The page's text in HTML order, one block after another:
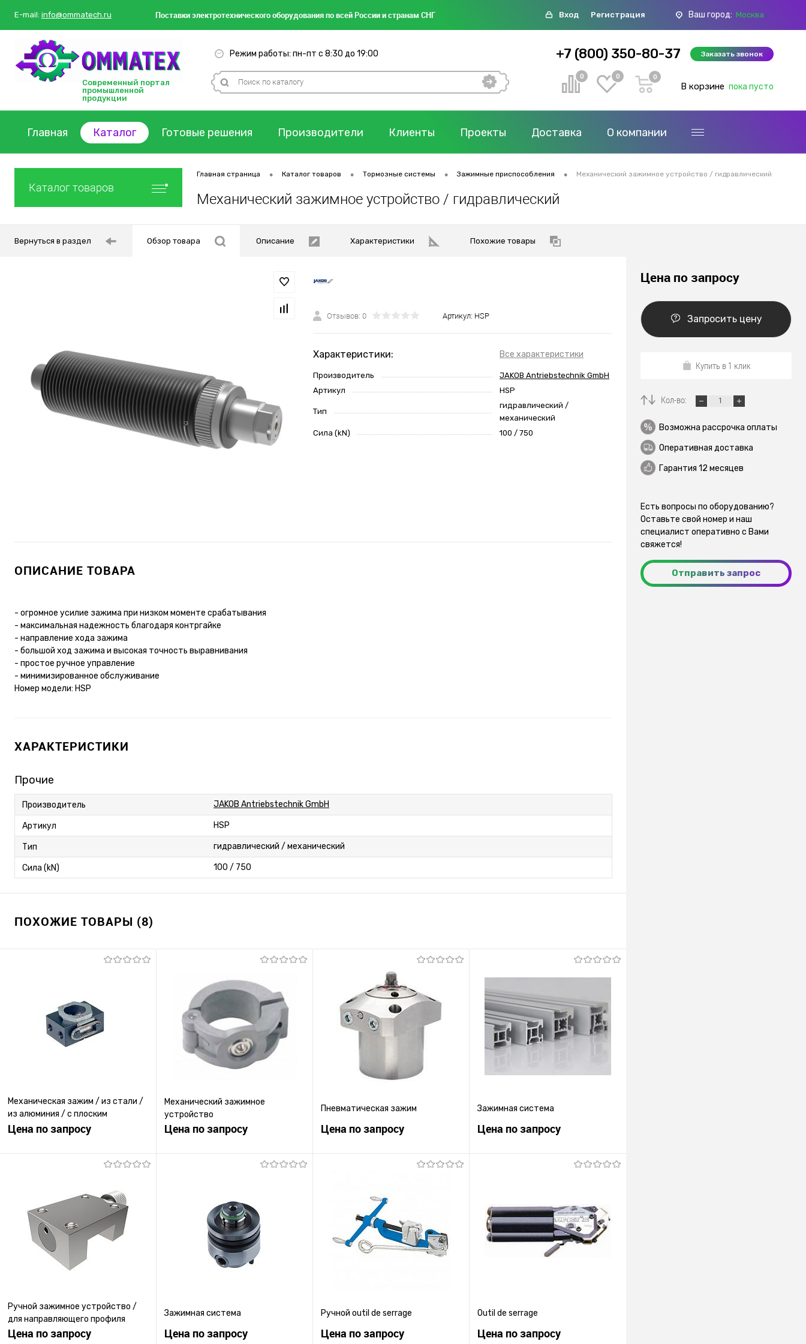
E-mail: info@ommatech.ru Поставкиэлектротехнического оборудования по всей России и странам СНГ Вход Регистрация Ваш город: Москва
Современный портал
промышленной
продукции
Режим работы: пн-пт с 8:30 до 19:00 +7 (800) 350-80-37 Заказать звонок
0 0 0
В корзине пока пусто
Главная Каталог Готовые решения Производители Клиенты Проекты Доставка О компании
Каталог товаров
Главная страница • Каталог товаров • Тормозные системы • Зажимные приспособления • Механический зажимное устройство / гидравлический
Механический зажимное устройство / гидравлический
Вернуться в раздел Обзор товара Описание Характеристики Похожие товары
Отзывов: 0 Артикул: HSP
Характеристики: Все характеристики
Производитель
JAKOB Antriebstechnik GmbH
Артикул
HSP
Тип
гидравлический /
механический
Сила (kN)
100 / 750
ОПИСАНИЕ ТОВАРА
- огромное усилие зажима при низком моменте срабатывания
- максимальная надежность благодаря контргайке
- направление хода зажима
- большой ход зажима и высокая точность выравнивания
- простое ручное управление
- минимизированное обслуживание
Номер модели: HSP
ХАРАКТЕРИСТИКИ
Прочие
Производитель JAKOB Antriebstechnik GmbH
Артикул HSP
Тип гидравлический / механический
Сила (kN) 100 / 750
ПОХОЖИЕ ТОВАРЫ (8)
Механическая зажим / из стали /
из алюминия / с плоским
профилем
Цена по запросу
Запросить цену
Купить в 1 клик
К сравнению
В избранное
Под заказ
Механический зажимное
устройство
Цена по запросу
Запросить цену
Купить в 1 клик
В избранное
Под заказ
Пневматическая зажим
Цена по запросу
Запросить цену
Купить в 1 клик
В избранное
Под заказ
Зажимная система
Цена по запросу
Запросить цену
Купить в 1 клик
К сравнению
В избранное
Под заказ
Ручной зажимное устройство /
для направляющего профиля
Цена по запросу
Зажимная система
Цена по запросу
Ручной outil de serrage
Цена по запросу
Outil de serrage
Цена по запросу
Цена по запросу
Запросить цену
Купить в 1 клик
Кол-во:
Возможна рассрочка оплаты
Оперативная доставка
Гарантия 12 месяцев
Есть вопросы по оборудованию?
Оставьте свой номер и наш
специалист оперативно с Вами
свяжется!
Отправить запрос